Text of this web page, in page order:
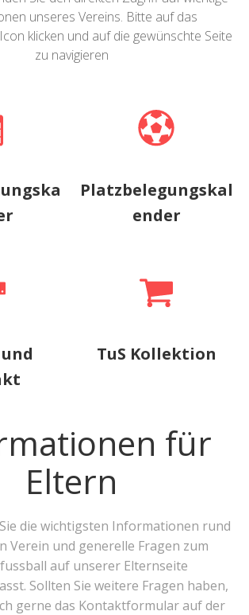
unseres Vereins. Bitte auf das
klicken und auf die gewünschte Seite
zu navigieren
Platzbelegungskal
ender
TuS Kollektion
für
Eltern
die wichtigsten Informationen rund
Verein und generelle Fragen zum
auf unserer Elternseite
Sollten Sie weitere Fragen haben,
gerne das Kontaktformular auf der